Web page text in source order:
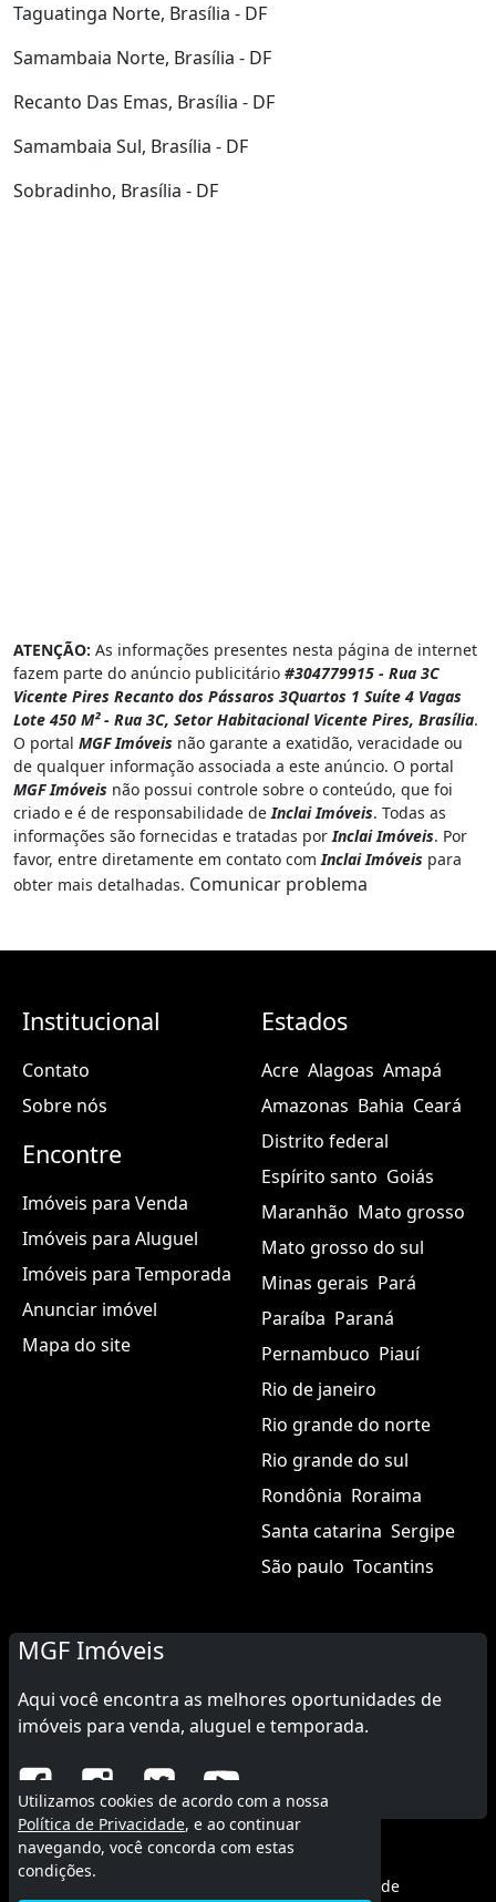
Taguatinga Norte, Brasília - DF
Samambaia Norte, Brasília - DF
Recanto Das Emas, Brasília - DF
Samambaia Sul, Brasília - DF
Sobradinho, Brasília - DF
ATENÇÃO: As informações presentes nesta página de internet
fazem parte do anúncio publicitário #304779915 - Rua 3C
Vicente Pires Recanto dos Pássaros 3Quartos 1 Suíte 4 Vagas
Lote 450 M² - Rua 3C, Setor Habitacional Vicente Pires, Brasília.
O portal MGF Imóveis não garante a exatidão, veracidade ou
de qualquer informação associada a este anúncio. O portal
MGF Imóveis não possui controle sobre o conteúdo, que foi
criado e é de responsabilidade deInclai Imóveis. Todas as
informações são fornecidas e tratadas porInclai Imóveis. Por
favor, entre diretamente em contato comInclai Imóveis para
obter mais detalhadas. Comunicar problema
Institucional
Contato
Sobre nós
Encontre
Imóveis para Venda
Imóveis para Aluguel
Imóveis para Temporada
Anunciar imóvel
Mapa do site
Estados
Acre Alagoas Amapá
Amazonas Bahia Ceará
Distrito federal
Espírito santo Goiás
Maranhão Mato grosso
Mato grosso do sul
Minas gerais Pará
Paraíba Paraná
Pernambuco Piauí
Rio de janeiro
Rio grande do norte
Rio grande do sul
Rondônia Roraima
Santa catarina Sergipe
São paulo Tocantins
MGF Imóveis
Aqui você encontra as melhores oportunidades de
imóveis para venda, aluguel e temporada.
© 2015 - 2026 MGF Imóveis.
Política de privacidade
Utilizamos cookies de acordo com a nossa
Política de Privacidade, e ao continuar
navegando, você concorda com estas
condições.